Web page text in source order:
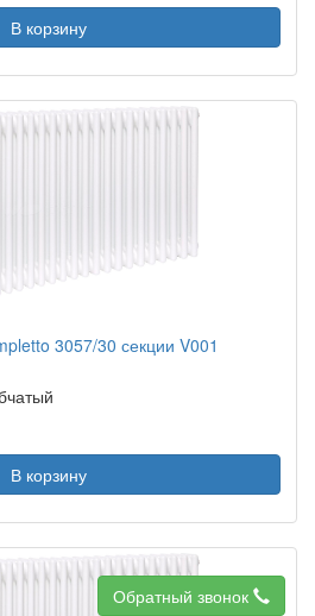
В корзину
3057/30 секции V001
В корзину
Обратный звонок